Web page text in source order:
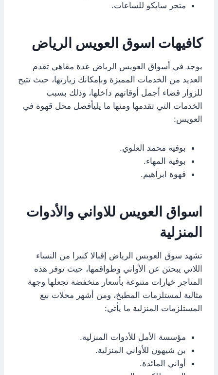
متجر سايكو للساعات.
كافيهات اسوق العويس الرياض
يوجد في أسواق العويس الرياض عدة مقاهي تقدم
العديد من الخدمات المميزة وبإمكانك زيارتها، حيث تتيح
للزوار قضاء أجمل أوقاتهم داخلها، وذلك بسبب
الخدمات التي تقدمها ومنها ما يليأفضل محل قهوة في
العويس:
بوفيه محمد العلوي.
بوفية المهاء.
قهوة ابراهيم.
اسواق العويس للاواني والأدوات
المنزلية
تشهد سوق العويس الرياض إقبالا كبيرا من النساء
اللاتي يبحثن عن الأواني وطواقمها، حيث توفر هذه
المتاجر خيارات متنوعة بأسعار منخفضة تجعلها وجهة
مثالية لمستلزمات المطبخ، ومن أشهر محلات بيع
المستلزمات المنزلية ما يأتي:
مؤسسة الأمل للأدوات المنزلية.
بن شيهون للأواني المنزلية.
أواني المائدة.